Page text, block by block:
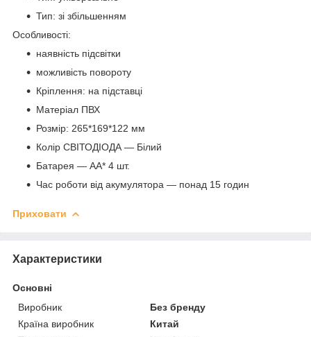
Тип: зі збільшенням
Особливості:
наявність підсвітки
можливість повороту
Кріплення: на підставці
Матеріал ПВХ
Розмір: 265*169*122 мм
Колір СВІТОДІОДА — Білий
Батарея — AA* 4 шт.
Час роботи від акумулятора — понад 15 годин
Приховати
Характеристики
Основні
Виробник
Без бренду
Країна виробник
Китай